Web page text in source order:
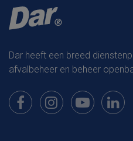
Dar heeft een breed
afvalbeheer en beheer
Bekijk onze pagina op
Bekijk onze pagina
Bekijk onze